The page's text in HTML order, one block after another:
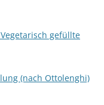
gefüllte
(nach Ottolenghi)